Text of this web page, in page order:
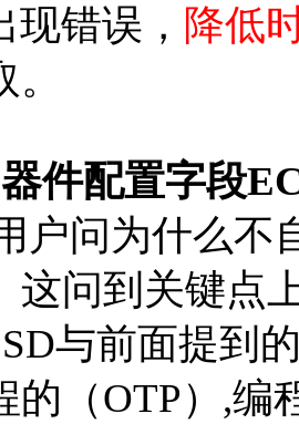
错误， 降低
件配置字段
为什么不自
这问到关键点
与前面提到
的（OTP）,编